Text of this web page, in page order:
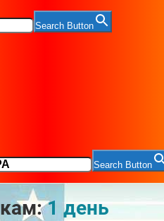
Search Button
Search Button
1 день